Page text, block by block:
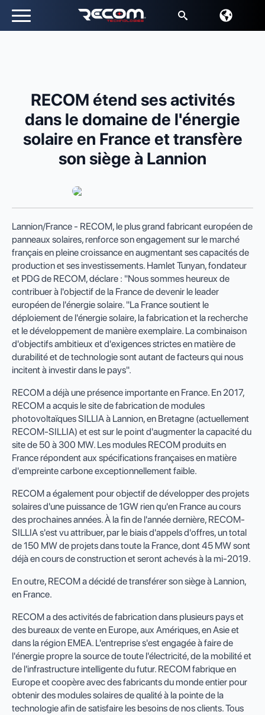
RECOM étend ses activités
dans le domaine de l'énergie
solaire en France et transfère
son siège à Lannion
Lannion/France - RECOM, le plus grand fabricant européen de
panneaux solaires, renforce son engagement sur le marché
français en pleine croissance en augmentant ses capacités de
production et ses investissements. Hamlet Tunyan, fondateur
et PDG de RECOM, déclare : "Nous sommes heureux de
contribuer à l'objectif de la France de devenir le leader
européen de l'énergie solaire. "La France soutient le
déploiement de l'énergie solaire, la fabrication et la recherche
et le développement de manière exemplaire. La combinaison
d'objectifs ambitieux et d'exigences strictes en matière de
durabilité et de technologie sont autant de facteurs qui nous
incitent à investir dans le pays".
RECOM a déjà une présence importante en France. En 2017,
RECOM a acquis le site de fabrication de modules
photovoltaïques SILLIA à Lannion, en Bretagne (actuellement
RECOM-SILLIA) et est sur le point d'augmenter la capacité du
site de 50 à 300 MW. Les modules RECOM produits en
France répondent aux spécifications françaises en matière
d'empreinte carbone exceptionnellement faible.
RECOM a également pour objectif de développer des projets
solaires d'une puissance de 1GW rien qu'en France au cours
des prochaines années. À la fin de l'année dernière, RECOM-
SILLIA s'est vu attribuer, par le biais d'appels d'offres, un total
de 150 MW de projets dans toute la France, dont 45 MW sont
déjà en cours de construction et seront achevés à la mi-2019.
En outre, RECOM a décidé de transférer son siège à Lannion,
en France.
RECOM a des activités de fabrication dans plusieurs pays et
des bureaux de vente en Europe, aux Amériques, en Asie et
dans la région EMEA. L'entreprise s'est engagée à faire de
l'énergie propre la source de toute l'électricité, de la mobilité et
de l'infrastructure intelligente du futur. RECOM fabrique en
Europe et coopère avec des fabricants du monde entier pour
obtenir des modules solaires de qualité à la pointe de la
technologie afin de satisfaire les besoins de nos clients. Tous